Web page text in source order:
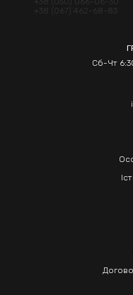
+38 (067) 462-68-83
Сб-Чт